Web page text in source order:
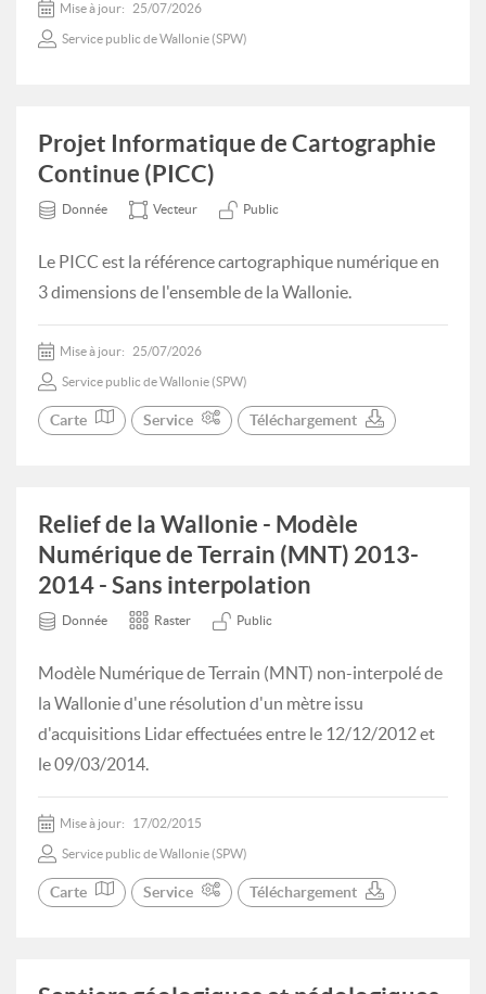
Mise à jour: 25/07/2026
Service public de Wallonie (SPW)
Projet Informatique de Cartographie
Continue (PICC)
Donnée Vecteur Public
Le PICC est la référence cartographique numérique en
3 dimensions de l'ensemble de la Wallonie.
Mise à jour: 25/07/2026
Service public de Wallonie (SPW)
Carte Service Téléchargement
Relief de la Wallonie - Modèle
Numérique de Terrain (MNT) 2013-
2014 - Sans interpolation
Donnée Raster Public
Modèle Numérique de Terrain (MNT) non-interpolé de
la Wallonie d'une résolution d'un mètre issu
d'acquisitions Lidar effectuées entre le 12/12/2012 et
le 09/03/2014.
Mise à jour: 17/02/2015
Service public de Wallonie (SPW)
Carte Service Téléchargement